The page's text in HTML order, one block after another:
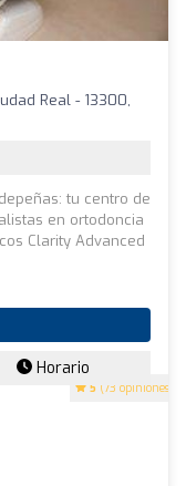
5 (73 opiniones)
Real - 13300,
tu centro de
en ortodoncia
Clarity Advanced
Horario